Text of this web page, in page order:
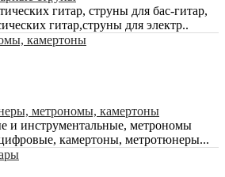
гитар, струны для бас-гитар,
гитар,струны для электр..
камертоны
метрономы, камертоны
и инструментальные, метрономы
камертоны, метротюнеры...